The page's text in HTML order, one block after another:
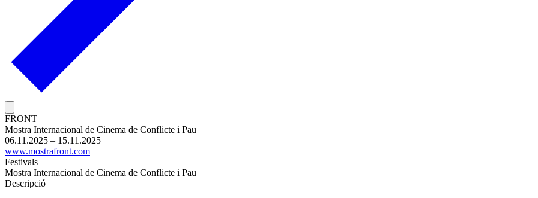
FRONT
Mostra Internacional de Cinema de Conflicte i Pau
06.11.2025 – 15.11.2025
www.mostrafront.com
Festivals
Mostra Internacional de Cinema de Conflicte i Pau
Descripció